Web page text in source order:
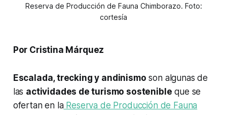
Reserva de Producción de Fauna Chimborazo. Foto:
cortesía
Por Cristina Márquez
Escalada, trecking y andinismo son algunas de
las actividades de turismo sostenible que se
ofertan en laReserva de Producción de Fauna